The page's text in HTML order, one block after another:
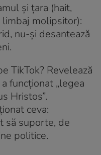
şi ţara (hait,
molipsitor):
nu-şi desantează
TikTok? Revelează
funcţionat „legea
Hristos”.
ceva:
să suporte, de
politice.